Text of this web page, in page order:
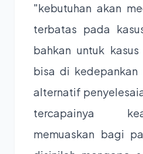
"kebutuhan akan
terbatas pada
bahkan untuk
bisa di kedepankan
alternatif
tercapainya
memuaskan bagi